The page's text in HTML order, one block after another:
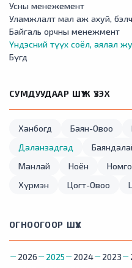
Усны менежемент
Уламжлалт мал аж ахуй,
Байгаль орчны менежмент
Үндэсний түүх соёл, аялал
Бүгд
СУМДУУДААР ШҮҮЖ ҮЗЭХ
Ханбогд Баян-Овоо
Даланзадгад
Манлай
Ноён
Хүрмэн
Цогт-Овоо
ОГНООГООР ШҮҮХ
2026 2025 2024 2023